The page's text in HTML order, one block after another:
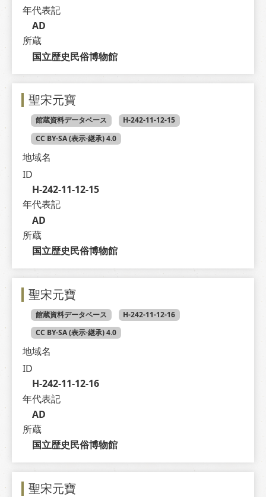
年代表記
AD
所蔵
国立歴史民俗博物館
聖宋元寶
館蔵資料データベース
H-242-11-12-15
CC BY-SA (表示-継承) 4.0
地域名
ID
H-242-11-12-15
年代表記
AD
所蔵
国立歴史民俗博物館
聖宋元寶
館蔵資料データベース
H-242-11-12-16
CC BY-SA (表示-継承) 4.0
地域名
ID
H-242-11-12-16
年代表記
AD
所蔵
国立歴史民俗博物館
聖宋元寶